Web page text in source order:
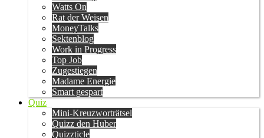
Watts On
Rat der Weisen
MoneyTalks
Sektenblog
Work in Progress
Top Job
Zugestiegen
Madame Energie
Smart gespart
Quiz
Mini-Kreuzworträtsel
Quizz den Huber
Quizzticle